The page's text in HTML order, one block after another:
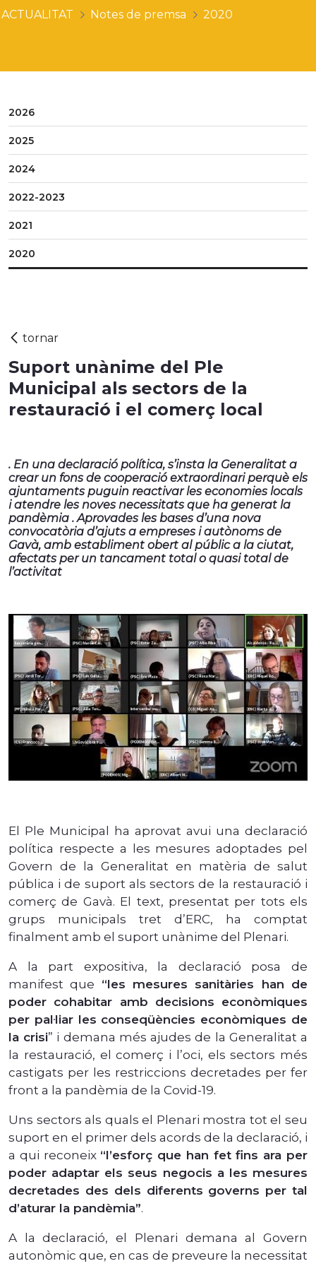
ACTUALITAT Notes de premsa 2020
2026
2025
2024
2022-2023
2021
2020
Suport unànime del Ple
Municipal als sectors de la
restauració i el comerç local
. En una declaració política, s’insta la Generalitat a
crear un fons de cooperació extraordinari perquè els
ajuntaments puguin reactivar les economies locals
i atendre les noves necessitats que ha generat la
pandèmia . Aprovades les bases d’una nova
convocatòria d’ajuts a empreses i autònoms de
Gavà, amb establiment obert al públic a la ciutat,
afectats per un tancament total o quasi total de
l’activitat
El Ple Municipal ha aprovat avui una declaració
política respecte a les mesures adoptades pel
Govern de la Generalitat en matèria de salut
pública i de suport als sectors de la restauració i
comerç de Gavà. El text, presentat per tots els
grups municipals tret d’ERC, ha comptat
finalment amb el suport unànime del Plenari.
A la part expositiva, la declaració posa de
manifest que “les mesures sanitàries han de
poder cohabitar amb decisions econòmiques
per pal·liar les conseqüències econòmiques de
la crisi” i demana més ajudes de la Generalitat a
la restauració, el comerç i l’oci, els sectors més
castigats per les restriccions decretades per fer
front a la pandèmia de la Covid-19.
Uns sectors als quals el Plenari mostra tot el seu
suport en el primer dels acords de la declaració, i
a qui reconeix “l’esforç que han fet fins ara per
poder adaptar els seus negocis a les mesures
decretades des dels diferents governs per tal
d’aturar la pandèmia”.
A la declaració, el Plenari demana al Govern
autonòmic que, en cas de preveure la necessitat